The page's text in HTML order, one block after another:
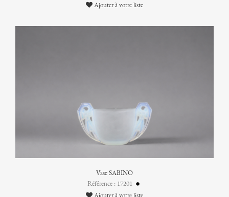
Ajouter à votre liste
Vase SABINO
Référence : 17201